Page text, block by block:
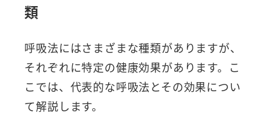
類
呼吸法にはさまざまな種類がありますが、
それぞれに特定の健康効果があります。こ
こでは、代表的な呼吸法とその効果につい
て解説します。